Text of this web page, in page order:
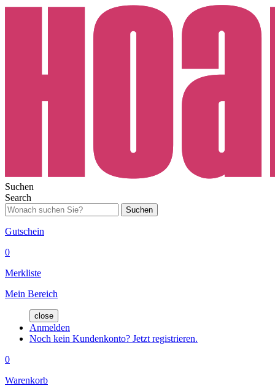
Suchen
Search
Suchen
Gutschein
0
Merkliste
Mein Bereich
close
Anmelden
Noch kein Kundenkonto? Jetzt registrieren.
0
Warenkorb